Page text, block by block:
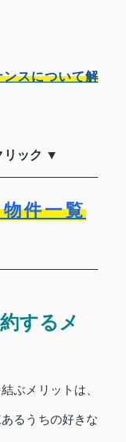
スについて解
リック ▼
件一覧
するメ
ぶメリットは、
るうちの好きな